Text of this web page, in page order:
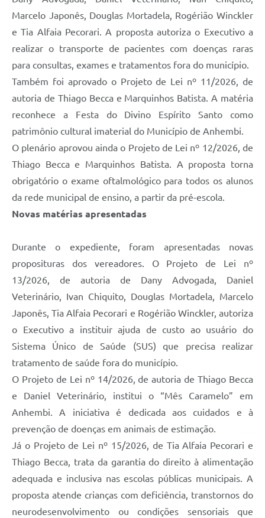
Marcelo Japonês, Douglas Mortadela, Rogérião Winckler
e Tia Alfaia Pecorari. A proposta autoriza o Executivo a
realizar o transporte de pacientes com doenças raras
para consultas, exames e tratamentos fora do município.
Também foi aprovado o Projeto de Lei nº 11/2026, de
autoria de Thiago Becca e Marquinhos Batista. A matéria
reconhece a Festa do Divino Espírito Santo como
patrimônio cultural imaterial do Município de Anhembi.
O plenário aprovou ainda o Projeto de Lei nº 12/2026, de
Thiago Becca e Marquinhos Batista. A proposta torna
obrigatório o exame oftalmológico para todos os alunos
da rede municipal de ensino, a partir da pré-escola.
Novas matérias apresentadas
Durante o expediente, foram apresentadas novas
proposituras dos vereadores. O Projeto de Lei nº
13/2026, de autoria de Dany Advogada, Daniel
Veterinário, Ivan Chiquito, Douglas Mortadela, Marcelo
Japonês, Tia Alfaia Pecorari e Rogérião Winckler, autoriza
o Executivo a instituir ajuda de custo ao usuário do
Sistema Único de Saúde (SUS) que precisa realizar
tratamento de saúde fora do município.
O Projeto de Lei nº 14/2026, de autoria de Thiago Becca
e Daniel Veterinário, institui o “Mês Caramelo” em
Anhembi. A iniciativa é dedicada aos cuidados e à
prevenção de doenças em animais de estimação.
Já o Projeto de Lei nº 15/2026, de Tia Alfaia Pecorari e
Thiago Becca, trata da garantia do direito à alimentação
adequada e inclusiva nas escolas públicas municipais. A
proposta atende crianças com deficiência, transtornos do
neurodesenvolvimento ou condições sensoriais que